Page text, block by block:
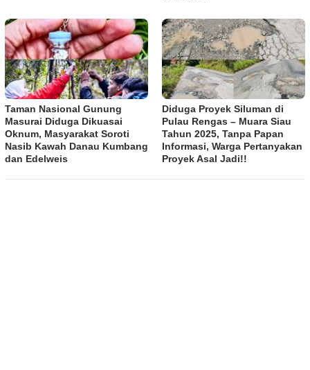
Taman Nasional Gunung
Masurai Diduga Dikuasai
Oknum, Masyarakat Soroti
Nasib Kawah Danau Kumbang
dan Edelweis
Diduga Proyek Siluman di
Pulau Rengas – Muara Siau
Tahun 2025, Tanpa Papan
Informasi, Warga Pertanyakan
Proyek Asal Jadi!!